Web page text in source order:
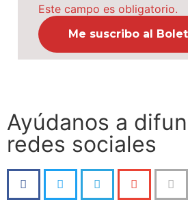
Este campo es obligatorio.
Ayúdanos a
redes sociales